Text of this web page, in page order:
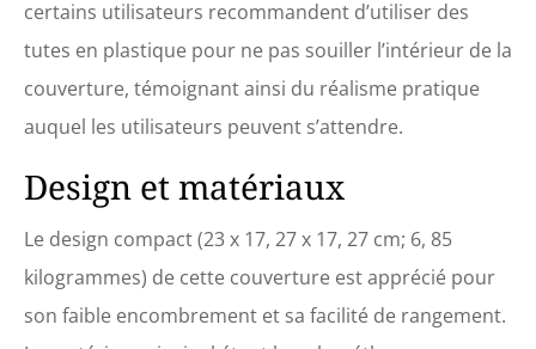
certains utilisateurs recommandent d’utiliser des
tutes en plastique pour ne pas souiller l’intérieur de la
couverture, témoignant ainsi du réalisme pratique
auquel les utilisateurs peuvent s’attendre.
Design et matériaux
Le design compact (23 x 17, 27 x 17, 27 cm; 6, 85
kilogrammes) de cette couverture est apprécié pour
son faible encombrement et sa facilité de rangement.